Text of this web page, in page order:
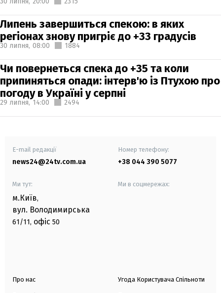
Липень завершиться спекою: в яких
регіонах знову пригріє до +33 градусів
30 липня, 08:00 1884
Чи повернеться спека до +35 та коли
припиняться опади: інтерв'ю із Птухою про
погоду в Україні у серпні
29 липня, 14:00 2494
E-mail редакції
news24@24tv.com.ua
Номер телефону:
+38 044 390 5077
Ми тут:
м.Київ,
вул. Володимирська
61/11, офіс 50
Ми в соцмережах:
Про нас Угода Користувача Спільноти